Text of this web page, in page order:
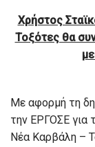
Χρήστος
Τοξότες θα
Με αφορμή τη
την ΕΡΓΟΣΕ για
Νέα Καρβάλη –